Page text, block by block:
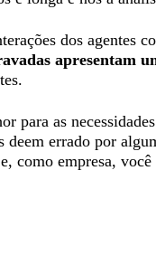
dos agentes
apresentam
as
deem errado por
e, como empresa,